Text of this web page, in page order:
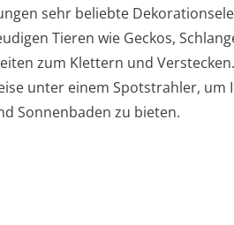
sehr beliebte
Tieren wie Geckos,
zum Klettern und
unter einem Spotstrahler, um
Sonnenbaden zu bieten.